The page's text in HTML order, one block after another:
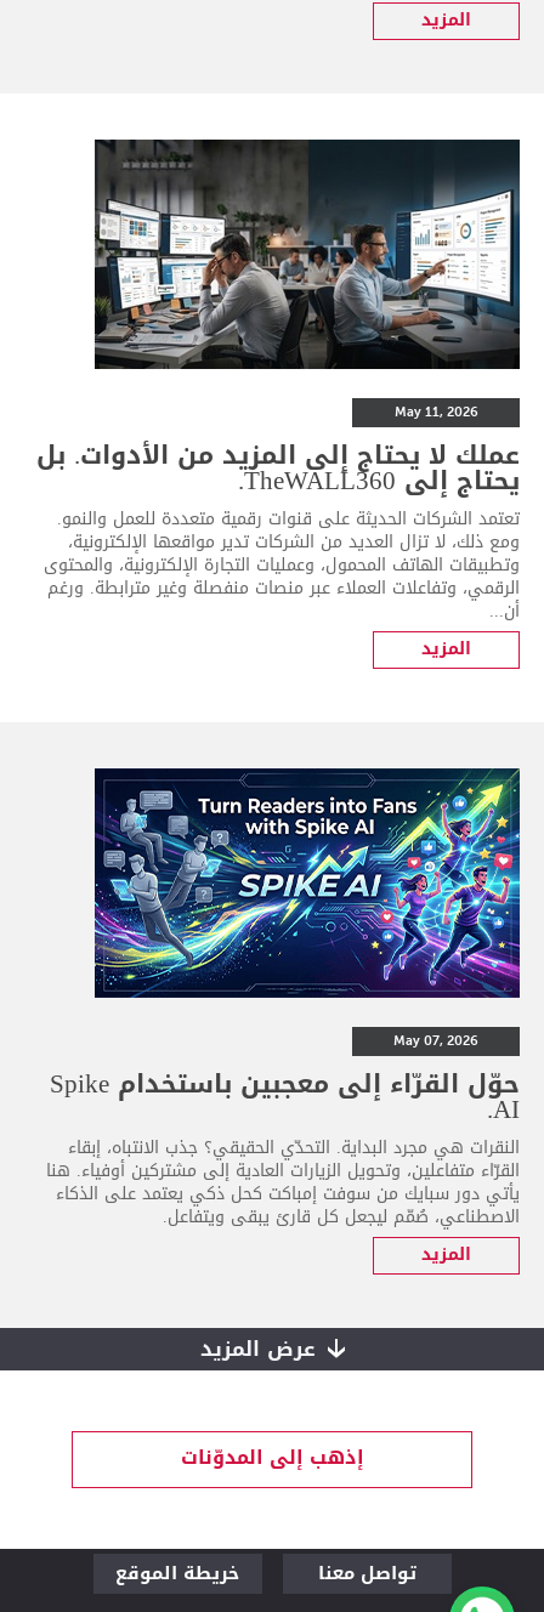
المزيد
May 11, 2026
عملك لا يحتاج إلى المزيد من الأدوات. بل
يحتاج إلى TheWALL360.
تعتمد الشركات الحديثة على قنوات رقمية متعددة للعمل والنمو.
ومع ذلك، لا تزال العديد من الشركات تدير مواقعها الإلكترونية،
وتطبيقات الهاتف المحمول، وعمليات التجارة الإلكترونية، والمحتوى
الرقمي، وتفاعلات العملاء عبر منصات منفصلة وغير مترابطة. ورغم
أن...
المزيد
May 07, 2026
حوّل القرّاء إلى معجبين باستخدام Spike
AI.
النقرات هي مجرد البداية. التحدّي الحقيقي؟ جذب الانتباه، إبقاء
القرّاء متفاعلين، وتحويل الزيارات العادية إلى مشتركين أوفياء. هنا
يأتي دور سبايك من سوفت إمباكت كحل ذكي يعتمد على الذكاء
الاصطناعي، صُمّم ليجعل كل قارئ يبقى ويتفاعل.
المزيد
عرض المزيد
إذهب إلى المدوّنات
تواصل معنا خريطة الموقع